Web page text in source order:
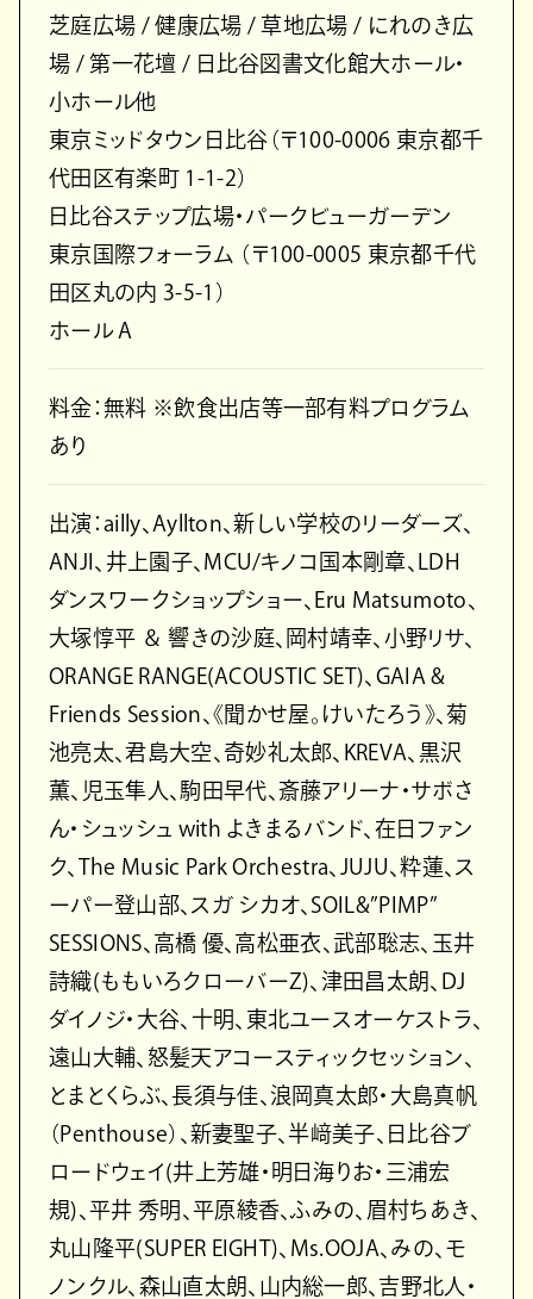
芝庭広場 / 健康広場 / 草地広場 / にれのき広
場 / 第一花壇 / 日比谷図書文化館大ホール・
小ホール他
東京ミッドタウン日比谷（〒100-0006 東京都千
代田区有楽町 1-1-2）
日比谷ステップ広場・パークビューガーデン
東京国際フォーラム （〒100-0005 東京都千代
田区丸の内 3-5-1）
ホール A
料金：無料 ※飲食出店等一部有料プログラム
あり
出演：ailly、Ayllton、新しい学校のリーダーズ、
ANJI、井上園子、MCU/キノコ国本剛章、LDH
ダンスワークショップショー、Eru Matsumoto、
大塚惇平 ＆ 響きの沙庭、岡村靖幸、小野リサ、
ORANGE RANGE(ACOUSTIC SET)、GAIA &
Friends Session、《聞かせ屋。けいたろう》、菊
池亮太、君島大空、奇妙礼太郎、KREVA、黒沢
薫、児玉隼人、駒田早代、斎藤アリーナ・サボさ
ん・シュッシュ with よきまるバンド、在日ファン
ク、The Music Park Orchestra、JUJU、粋蓮、ス
ーパー登山部、スガ シカオ、SOIL&”PIMP”
SESSIONS、高橋 優、高松亜衣、武部聡志、玉井
詩織(ももいろクローバーZ)、津田昌太朗、DJ
ダイノジ・大谷、十明、東北ユースオーケストラ、
遠山大輔、怒髪天アコースティックセッション、
とまとくらぶ、長須与佳、浪岡真太郎・大島真帆
（Penthouse）、新妻聖子、半﨑美子、日比谷ブ
ロードウェイ(井上芳雄・明日海りお・三浦宏
規)、平井 秀明、平原綾香、ふみの、眉村ちあき、
丸山隆平(SUPER EIGHT)、Ms.OOJA、みの、モ
ノンクル、森山直太朗、山内総一郎、吉野北人・